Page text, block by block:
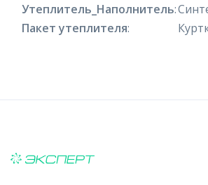
Утеплитель_Наполнитель:
Пакет утеплителя: